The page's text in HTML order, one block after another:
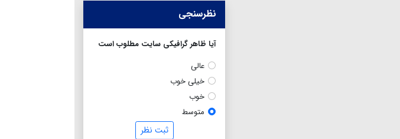
نظرسنجی
آیا ظاهر گرافیکی سایت مطلوب است
عالی
خیلی خوب
خوب
متوسط
ثبت نظر